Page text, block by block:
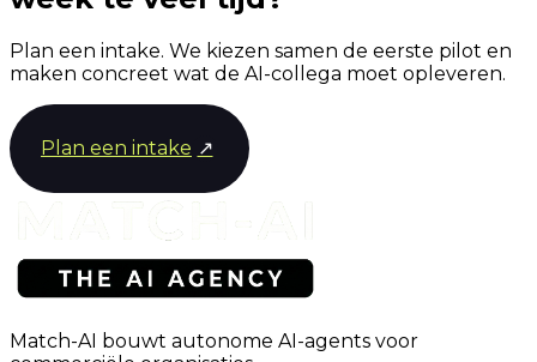
Plan een intake. We kiezen samen de eerste pilot en
maken concreet wat de AI-collega moet opleveren.
Plan een intake ↗
Match-AI bouwt autonome AI-agents voor